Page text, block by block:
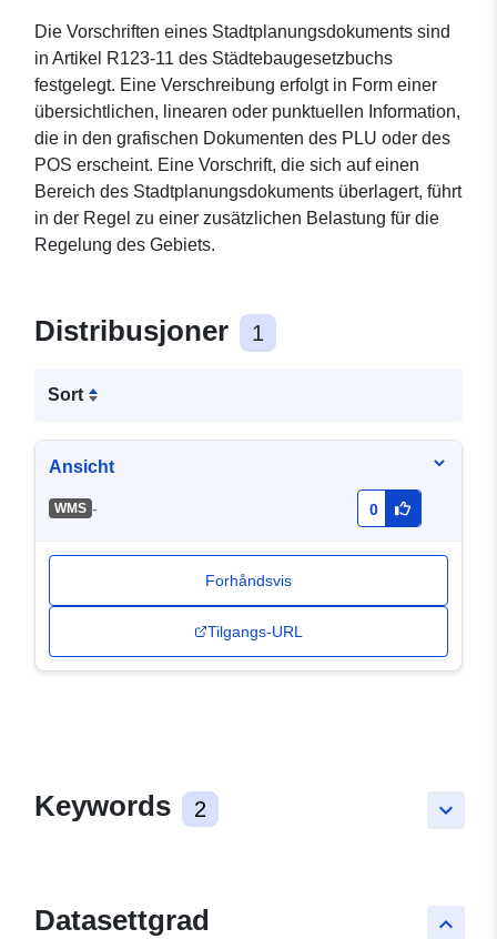
Die Vorschriften eines Stadtplanungsdokuments sind
in Artikel R123-11 des Städtebaugesetzbuchs
festgelegt. Eine Verschreibung erfolgt in Form einer
übersichtlichen, linearen oder punktuellen Information,
die in den grafischen Dokumenten des PLU oder des
POS erscheint. Eine Vorschrift, die sich auf einen
Bereich des Stadtplanungsdokuments überlagert, führt
in der Regel zu einer zusätzlichen Belastung für die
Regelung des Gebiets.
Distribusjoner 1
Sort
Ansicht
WMS - 0
Forhåndsvis
Tilgangs-URL
keyboard_arrow_down
Keywords 2
keyboard_arrow_up
Datasettgrad